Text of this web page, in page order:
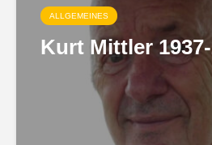
ALLGEMEINES
Kurt Mittler